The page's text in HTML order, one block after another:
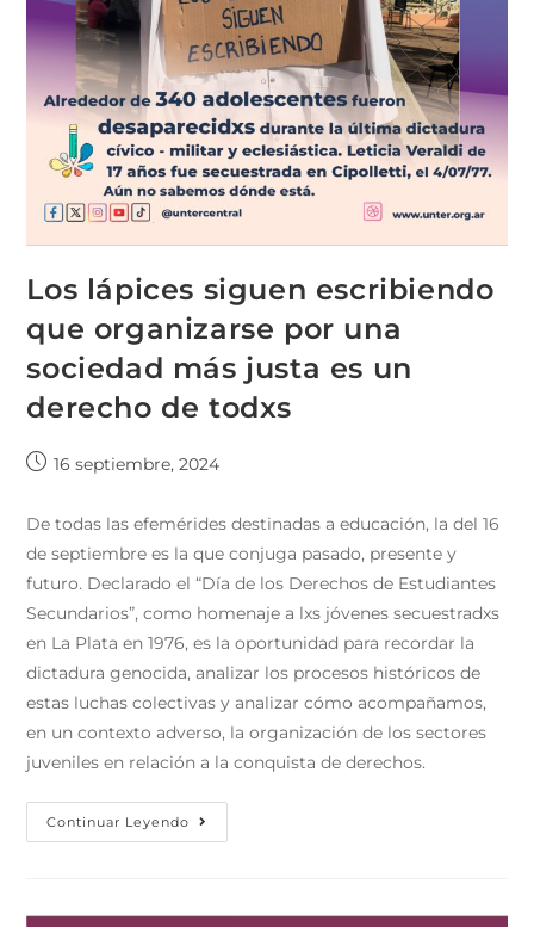
Los lápices siguen escribiendo
que organizarse por una
sociedad más justa es un
derecho de todxs
16 septiembre, 2024
De todas las efemérides destinadas a educación, la del 16
de septiembre es la que conjuga pasado, presente y
futuro. Declarado el “Día de los Derechos de Estudiantes
Secundarios”, como homenaje a lxs jóvenes secuestradxs
en La Plata en 1976, es la oportunidad para recordar la
dictadura genocida, analizar los procesos históricos de
estas luchas colectivas y analizar cómo acompañamos,
en un contexto adverso, la organización de los sectores
juveniles en relación a la conquista de derechos.
Continuar Leyendo